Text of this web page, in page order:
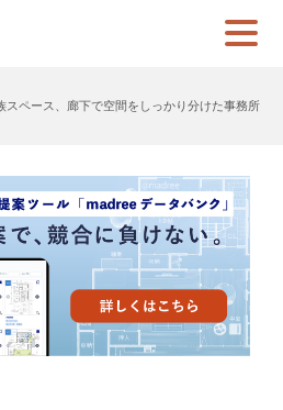
スペース、廊下で空間をしっかり分けた事務所